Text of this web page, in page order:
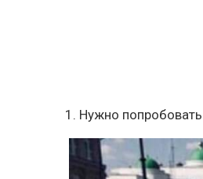
1. Нужно попробовать